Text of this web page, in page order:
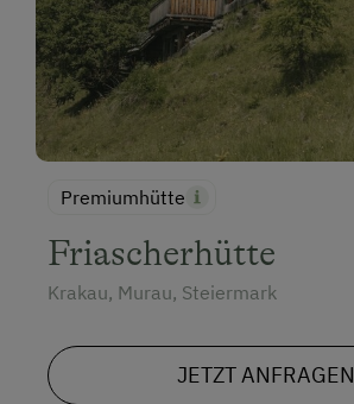
Premiumhütte
Friascherhütte
Krakau, Murau, Steiermark
JETZT ANFRAGEN